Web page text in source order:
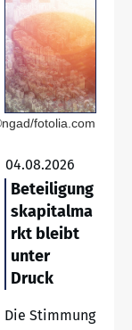
fotolia.com
04.08.2026
Beteiligung
skapitalma
rkt bleibt
unter
Druck
Die Stimmung